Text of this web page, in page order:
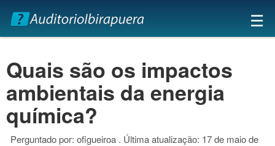
×
☰
Quais são os impactos
ambientais da energia
química?
Perguntado por: ofigueiroa . Última atualização: 17 de maio de